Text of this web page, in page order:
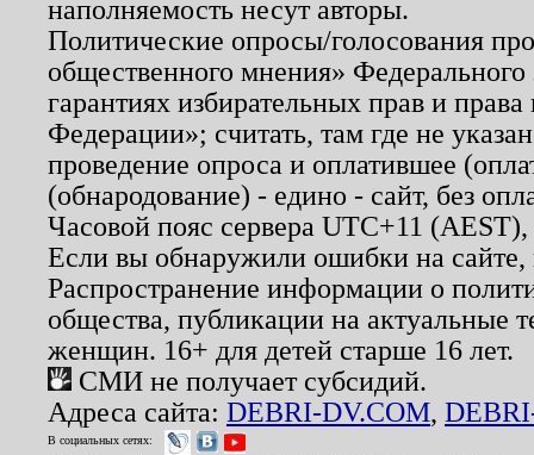
наполняемость несут авторы.
Политические опросы/голосования
общественного мнения»
гарантиях избирательных прав и
Федерации»; считать, там где не
проведение опроса и оплатившее
(обнародование) - едино - сайт, без
Часовой пояс сервера UTC+11
Если вы обнаружили ошибки на
Распространение информации о
общества, публикации на актуальные
женщин. 16+ для детей старше 16 лет.
СМИ не получает субсидий.
Адреса сайта: DEBRI-DV.COM,
В социальных сетях: